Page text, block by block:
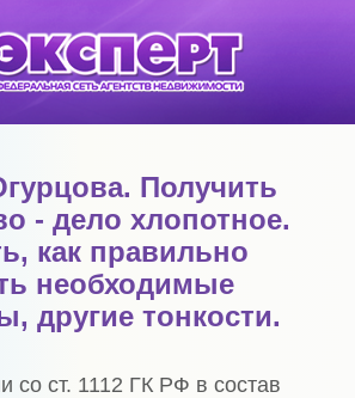
Получить
- дело хлопотное.
как правильно
необходимые
другие тонкости.
со ст. 1112 ГК РФ в состав